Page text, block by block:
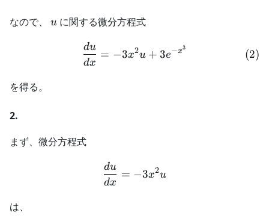
なので、 u
u に関する微分方程式
\begin{align}
dx
du
= −3x2u + 3e−x3 (2)
を得る。
2.
まず、微分方程式
\begin{aligned}
dx
du
= −3x2u
は、